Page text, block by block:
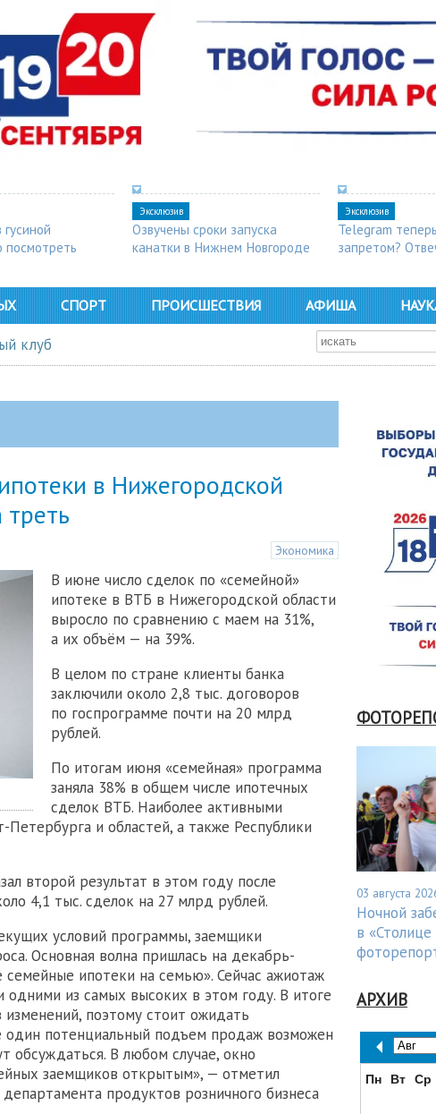
посмотреть
Эксклюзив
Озвучены сроки запуска
канатки в Нижнем Новгороде
Эксклюзив
Telegram
запретом?
СПОРТ ПРОИСШЕСТВИЯ АФИША
клуб
в Нижегородской
Экономика
В июне число сделок по «семейной»
ипотеке в ВТБ в Нижегородской области
выросло по сравнению с маем на 31%,
а их объём — на 39%.
В целом по стране клиенты банка
заключили около 2,8 тыс. договоров
по госпрограмме почти на 20 млрд
рублей.
По итогам июня «семейная» программа
заняла 38% в общем числе ипотечных
сделок ВТБ. Наиболее активными
и областей, а также Республики
второй результат в этом году после
4,1 тыс. сделок на 27 млрд рублей.
условий программы, заемщики
Основная волна пришлась на декабрь-
ипотеки на семью». Сейчас ажиотаж
из самых высоких в этом году. В итоге
поэтому стоит ожидать
один потенциальный подъем продаж возможен
обсуждаться. В любом случае, окно
заемщиков открытым», — отметил
продуктов розничного бизнеса
03 августа
Ночной
в «Столице
АРХИВ
Пн Вт Ср